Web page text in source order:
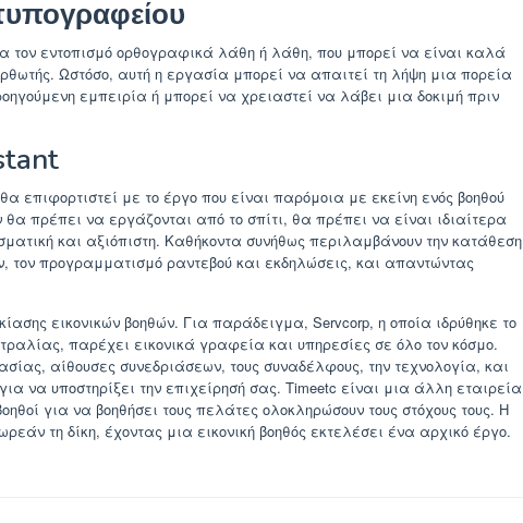
τον εντοπισμό ορθογραφικά λάθη ή λάθη, που μπορεί να είναι καλά
Ωστόσο, αυτή η εργασία μπορεί να απαιτεί τη λήψη μια πορεία
εμπειρία ή μπορεί να χρειαστεί να λάβει μια δοκιμή πριν
επιφορτιστεί με το έργο που είναι παρόμοια με εκείνη ενός βοηθού
πρέπει να εργάζονται από το σπίτι, θα πρέπει να είναι ιδιαίτερα
και αξιόπιστη. Καθήκοντα συνήθως περιλαμβάνουν την κατάθεση
τον προγραμματισμό ραντεβού και εκδηλώσεις, και απαντώντας
εικονικών βοηθών. Για παράδειγμα, Servcorp, η οποία ιδρύθηκε το
παρέχει εικονικά γραφεία και υπηρεσίες σε όλο τον κόσμο.
αίθουσες συνεδριάσεων, τους συναδέλφους, την τεχνολογία, και
να υποστηρίξει την επιχείρησή σας. Timeetc είναι μια άλλη εταιρεία
για να βοηθήσει τους πελάτες ολοκληρώσουν τους στόχους τους. Η
τη δίκη, έχοντας μια εικονική βοηθός εκτελέσει ένα αρχικό έργο.